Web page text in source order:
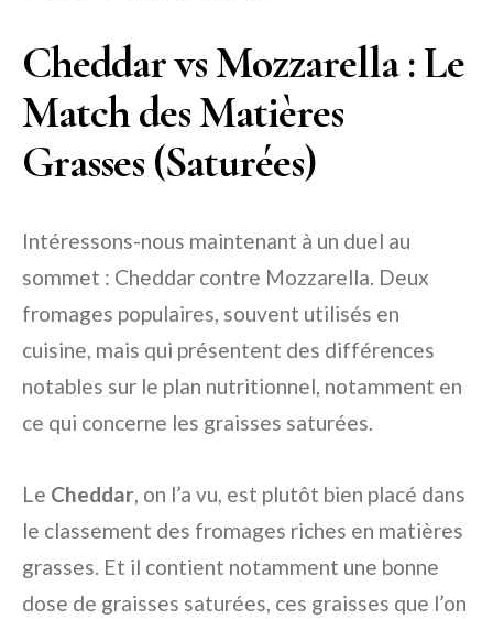
Cheddar vs Mozzarella : Le
Match des Matières
Grasses (Saturées)
Intéressons-nous maintenant à un duel au
sommet : Cheddar contre Mozzarella. Deux
fromages populaires, souvent utilisés en
cuisine, mais qui présentent des différences
notables sur le plan nutritionnel, notamment en
ce qui concerne les graisses saturées.
Le Cheddar, on l’a vu, est plutôt bien placé dans
le classement des fromages riches en matières
grasses. Et il contient notamment une bonne
dose de graisses saturées, ces graisses que l’on